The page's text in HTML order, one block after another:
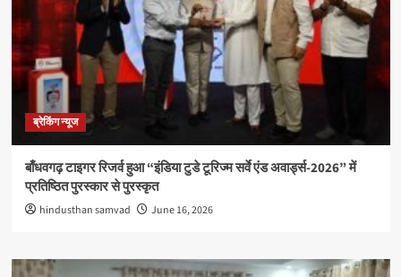
ब्रेकिंग न्यूज
बाँधवगढ़ टाइगर रिजर्व हुआ “इंडिया टुडे टूरिज्म सर्वे एंड अवार्ड्स-2026” में
प्रतिष्ठित पुरस्कार से पुरस्कृत
hindusthan samvad June 16, 2026